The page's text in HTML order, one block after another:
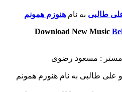
طالبی به نام هنوزم همونم
Download New Music
مستر : مسعود رضوی